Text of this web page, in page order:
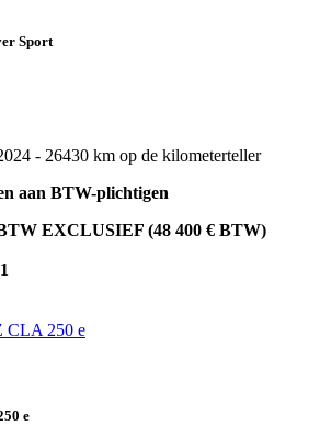
Sport
- 26430 km op de kilometerteller
aan BTW-plichtigen
EXCLUSIEF (48 400 € BTW)
e